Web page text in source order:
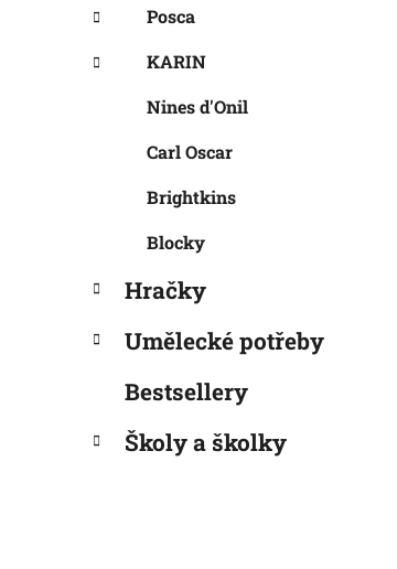
Posca
KARIN
Nines d'Onil
Carl Oscar
Brightkins
Blocky
Hračky
Umělecké potřeby
Bestsellery
Školy a školky